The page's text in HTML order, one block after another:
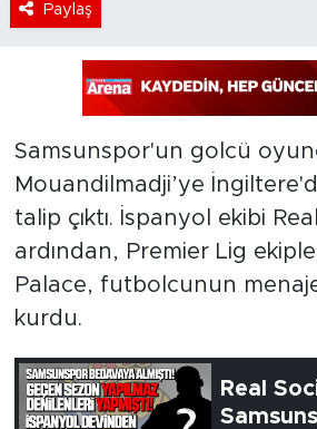
Paylaş
Samsunspor'un golcü
Mouandilmadji’ye
talip çıktı. İspanyol ekibi
ardından, Premier Lig
Palace, futbolcunun
kurdu.
Real